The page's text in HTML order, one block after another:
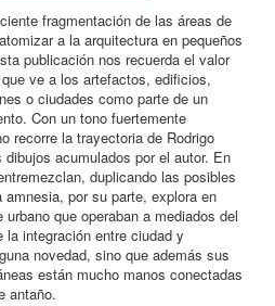
fragmentación de las áreas de
a la arquitectura en pequeños
publicación nos recuerda el valor
ve a los artefactos, edificios,
o ciudades como parte de un
Con un tono fuertemente
recorre la trayectoria de Rodrigo
acumulados por el autor. En
duplicando las posibles
por su parte, explora en
que operaban a mediados del
integración entre ciudad y
novedad, sino que además sus
están mucho manos conectadas
antaño.